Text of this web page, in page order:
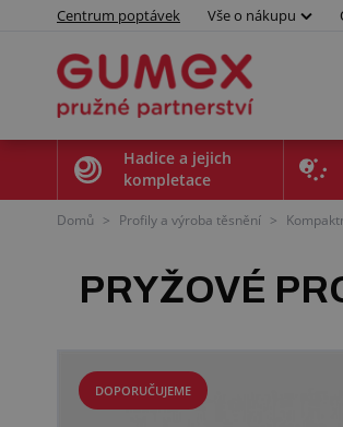
Centrum poptávek Vše o nákupu
Hadice a jejich
kompletace
Domů > Profily a výroba těsnění >
PRYŽOVÉ
DOPORUČUJEME